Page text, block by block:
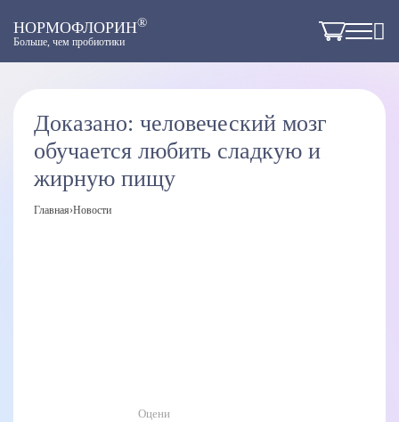
НОРМОФЛОРИН®
Больше, чем пробиотики
Доказано: человеческий мозг
обучается любить сладкую и
жирную пищу
Главная›Новости
Оцени